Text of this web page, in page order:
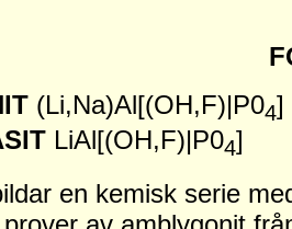
(Li,Na)Al[(OH,F)|P04]
LiAl[(OH,F)|P04]
en kemisk serie